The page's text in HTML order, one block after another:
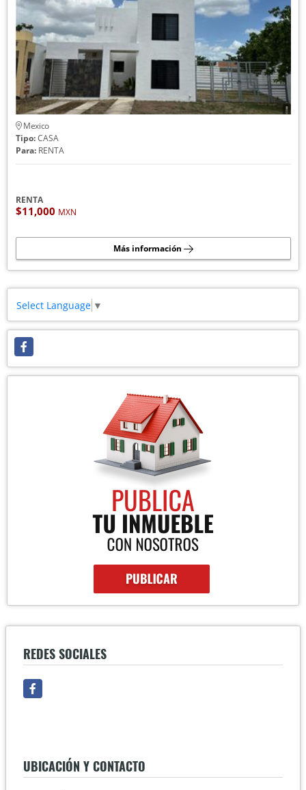
Mexico
Tipo:CASA
Para:RENTA
RENTA
$11,000 MXN
Más información
Select Language ▼
Facebook
REDES SOCIALES
Facebook
UBICACIÓN Y CONTACTO